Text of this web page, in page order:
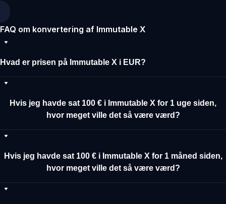
FAQ om konvertering af Immutable X
Hvad er prisen på Immutable X i EUR?
Hvis jeg havde sat 100 € i Immutable X for 1 uge siden,
hvor meget ville det så være værd?
Hvis jeg havde sat 100 € i Immutable X for 1 måned siden,
hvor meget ville det så være værd?